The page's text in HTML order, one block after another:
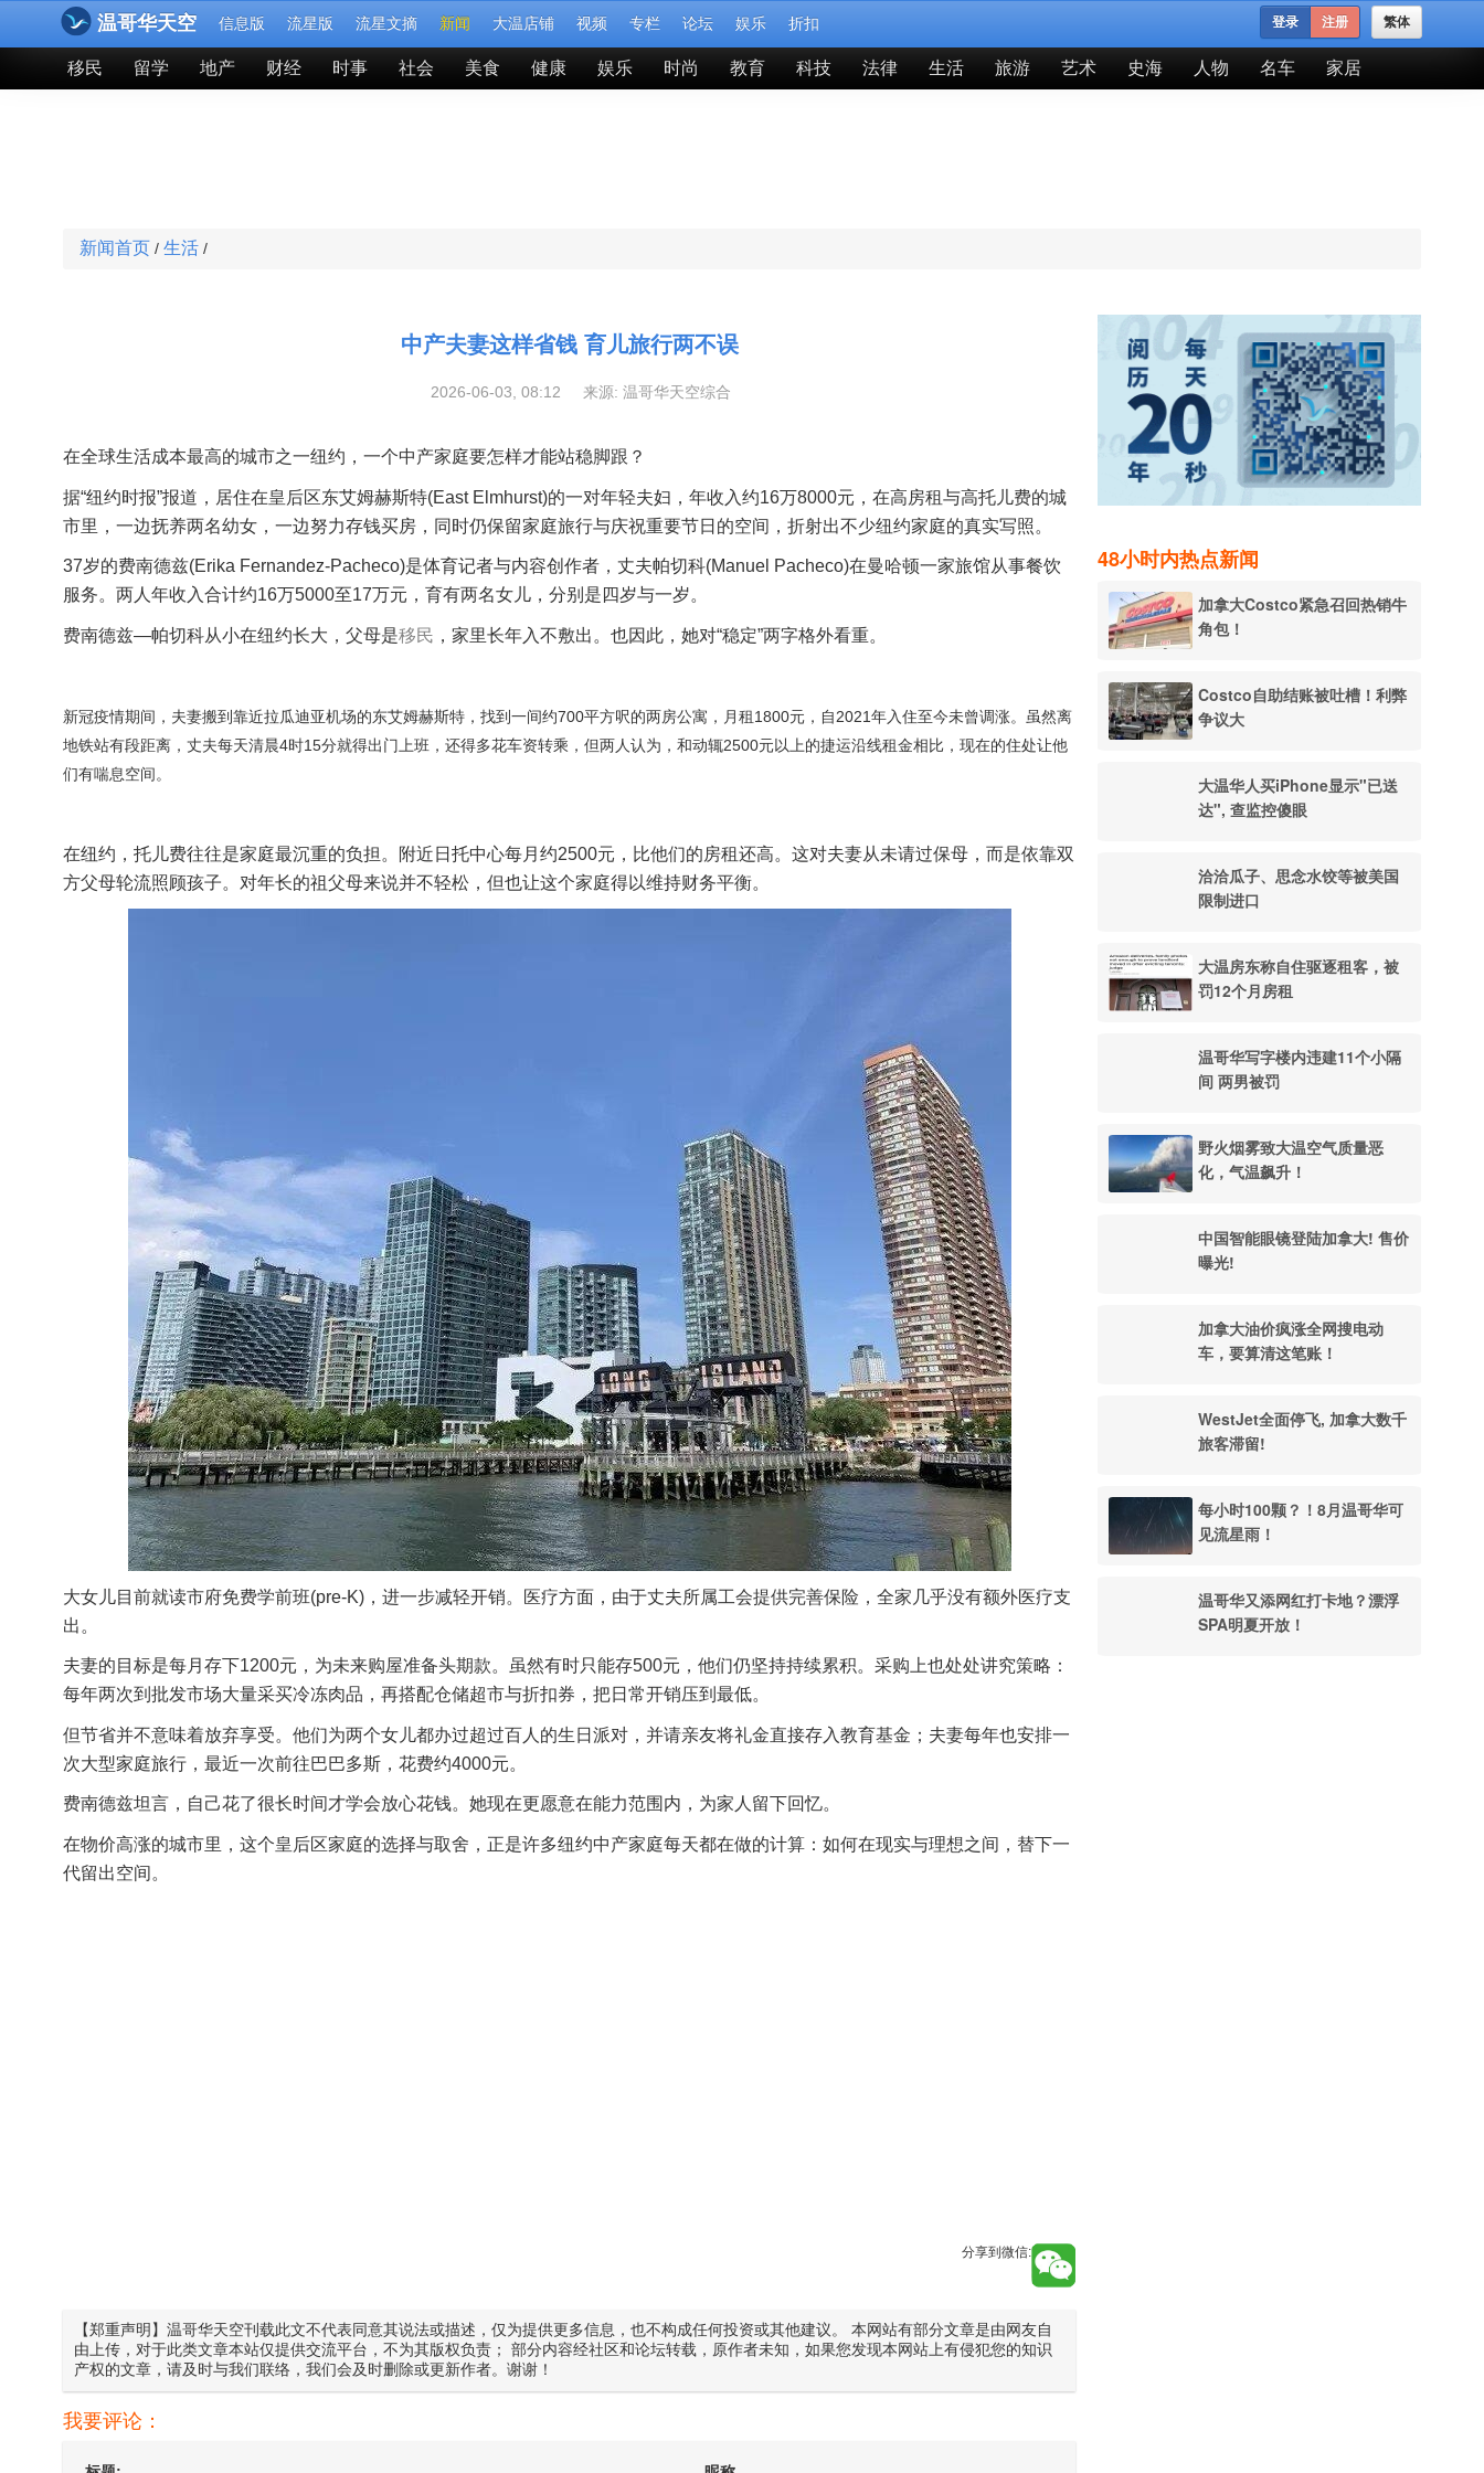
温哥华天空 信息版 流星版 流星文摘 新闻 大温店铺 视频 专栏 论坛 娱乐 折扣 繁体
登录 注册
移民 留学 地产 财经 时事 社会 美食 健康 娱乐 时尚 教育 科技 法律 生活 旅游 艺术 史海 人物 名车 家居
新闻首页 / 生活 /
中产夫妻这样省钱 育儿旅行两不误
2026-06-03, 08:12 来源: 温哥华天空综合
在全球生活成本最高的城市之一纽约，一个中产家庭要怎样才能站稳脚跟？
据“纽约时报”报道，居住在皇后区东艾姆赫斯特(East Elmhurst)的一对年轻夫妇，年收入约16万8000元，在高房租与高托儿费的城
市里，一边抚养两名幼女，一边努力存钱买房，同时仍保留家庭旅行与庆祝重要节日的空间，折射出不少纽约家庭的真实写照。
37岁的费南德兹(Erika Fernandez-Pacheco)是体育记者与内容创作者，丈夫帕切科(Manuel Pacheco)在曼哈顿一家旅馆从事餐饮
服务。两人年收入合计约16万5000至17万元，育有两名女儿，分别是四岁与一岁。
费南德兹—帕切科从小在纽约长大，父母是移民 ，家里长年入不敷出。也因此，她对“稳定”两字格外看重。
新冠疫情期间，夫妻搬到靠近拉瓜迪亚机场的东艾姆赫斯特，找到一间约700平方呎的两房公寓，月租1800元，自2021年入住至今未曾调涨。虽然离
地铁站有段距离，丈夫每天清晨4时15分就得出门上班，还得多花车资转乘，但两人认为，和动辄2500元以上的捷运沿线租金相比，现在的住处让他
们有喘息空间。
在纽约，托儿费往往是家庭最沉重的负担。附近日托中心每月约2500元，比他们的房租还高。这对夫妻从未请过保母，而是依靠双
方父母轮流照顾孩子。对年长的祖父母来说并不轻松，但也让这个家庭得以维持财务平衡。
大女儿目前就读市府免费学前班(pre-K)，进一步减轻开销。医疗方面，由于丈夫所属工会提供完善保险，全家几乎没有额外医疗支
出。
夫妻的目标是每月存下1200元，为未来购屋准备头期款。虽然有时只能存500元，他们仍坚持持续累积。采购上也处处讲究策略：
每年两次到批发市场大量采买冷冻肉品，再搭配仓储超市与折扣券，把日常开销压到最低。
但节省并不意味着放弃享受。他们为两个女儿都办过超过百人的生日派对，并请亲友将礼金直接存入教育基金；夫妻每年也安排一
次大型家庭旅行，最近一次前往巴巴多斯，花费约4000元。
费南德兹坦言，自己花了很长时间才学会放心花钱。她现在更愿意在能力范围内，为家人留下回忆。
在物价高涨的城市里，这个皇后区家庭的选择与取舍，正是许多纽约中产家庭每天都在做的计算：如何在现实与理想之间，替下一
代留出空间。
分享到微信:
【郑重声明】温哥华天空刊载此文不代表同意其说法或描述，仅为提供更多信息，也不构成任何投资或其他建议。 本网站有部分文章是由网友自
由上传，对于此类文章本站仅提供交流平台，不为其版权负责； 部分内容经社区和论坛转载，原作者未知，如果您发现本网站上有侵犯您的知识
产权的文章，请及时与我们联络，我们会及时删除或更新作者。谢谢！
我要评论：
48小时内热点新闻
加拿大Costco紧急召回热销牛
角包！
Costco自助结账被吐槽！利弊
争议大
大温华人买iPhone显示"已送
达", 查监控傻眼
洽洽瓜子、思念水饺等被美国
限制进口
大温房东称自住驱逐租客，被
罚12个月房租
温哥华写字楼内违建11个小隔
间 两男被罚
野火烟雾致大温空气质量恶
化，气温飙升！
中国智能眼镜登陆加拿大! 售价
曝光!
加拿大油价疯涨全网搜电动
车，要算清这笔账！
WestJet全面停飞, 加拿大数千
旅客滞留!
每小时100颗？！8月温哥华可
见流星雨！
温哥华又添网红打卡地？漂浮
SPA明夏开放！